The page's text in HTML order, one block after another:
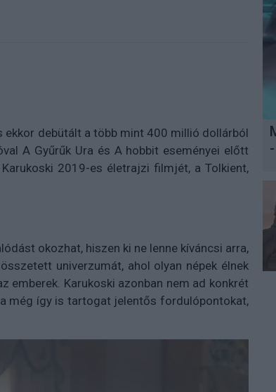
debütált a több mint 400 millió dollárból
A Gyűrűk Ura és A hobbit eseményei előtt
2019-es életrajzi filmjét, a Tolkient,
okozhat, hiszen ki ne lenne kíváncsi arra,
univerzumát, ahol olyan népek élnek
emberek. Karukoski azonban nem ad konkrét
még így is tartogat jelentős fordulópontokat,